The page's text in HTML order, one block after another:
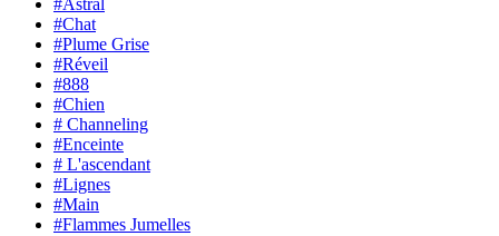
#Chat
#Plume Grise
#Réveil
#888
#Chien
# Channeling
#Enceinte
# L'ascendant
#Lignes
#Main
#Flammes Jumelles